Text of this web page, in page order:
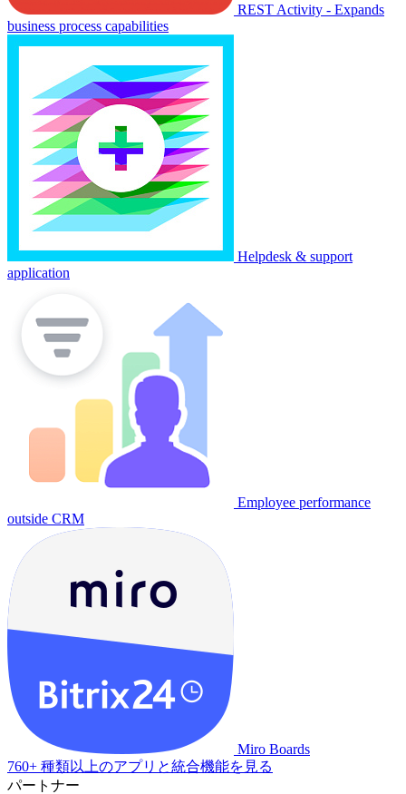
REST Activity - Expands
business process capabilities
Helpdesk & support
application
Employee performance
outside CRM
Miro Boards
760+ 種類以上のアプリと統合機能を見る
パートナー